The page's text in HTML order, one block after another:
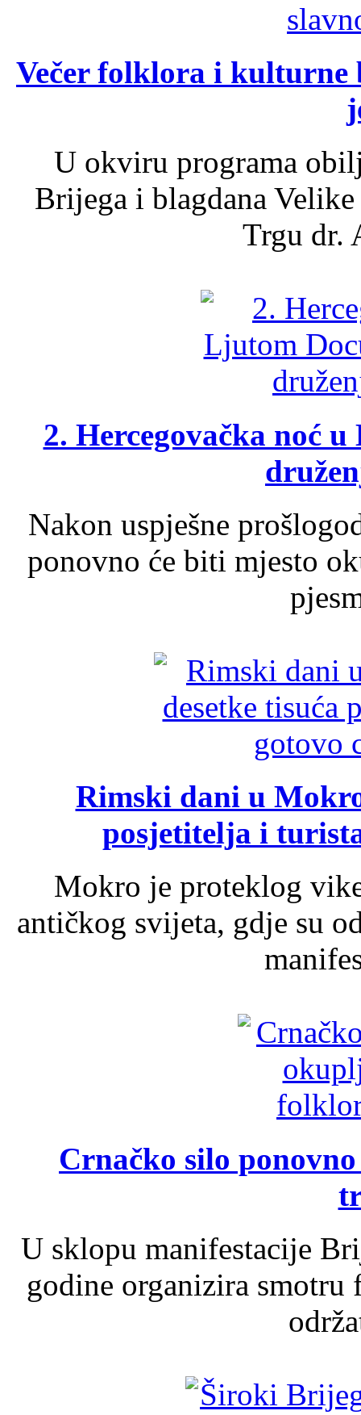
Večer folklora i kulturne
U okviru programa
Brijega i blagdana
Trgu dr.
2. Hercegovačka noć
Nakon uspješne
ponovno će biti mjesto
Rimski dani u
posjetitelja i
Mokro je proteklog
antičkog svijeta, gdje su
Crnačko silo
U sklopu manifestacije
godine organizira